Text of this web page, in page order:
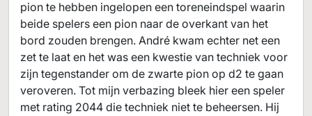
pion te hebben ingelopen een toreneindspel waarin
beide spelers een pion naar de overkant van het
bord zouden brengen. André kwam echter net een
zet te laat en het was een kwestie van techniek voor
zijn tegenstander om de zwarte pion op d2 te gaan
veroveren. Tot mijn verbazing bleek hier een speler
met rating 2044 die techniek niet te beheersen. Hij